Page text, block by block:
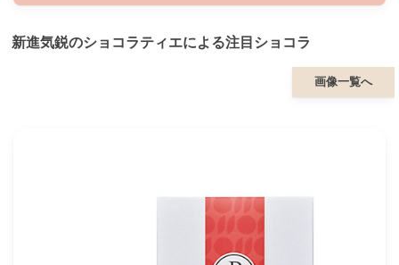
新進気鋭のショコラティエによる注目ショコラ
画像一覧へ